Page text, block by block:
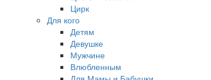
Цирк
Для кого
Детям
Девушке
Мужчине
Влюбленным